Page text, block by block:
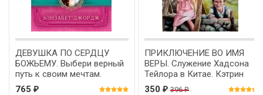
ДЕВУШКА ПО СЕРДЦУ
БОЖЬЕМУ. Выбери верный
путь к своим мечтам.
Элизабет Джордж
765 ₽
ПРИКЛЮЧЕНИЕ ВО ИМЯ
ВЕРЫ. Служение Хадсона
Тейлора в Китае. Кэтрин
Маккензи
350 ₽ 396₽